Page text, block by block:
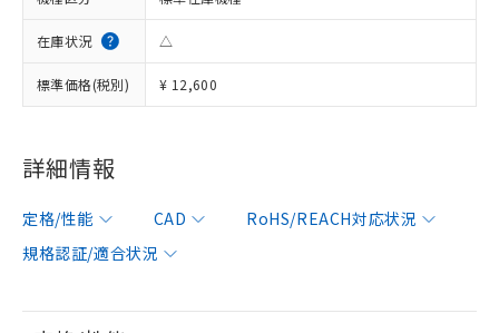
在庫状況 △
標準価格(税別) ¥ 12,600
詳細情報
定格/性能 CAD
RoHS/REACH対応状況
規格認証/適合状況